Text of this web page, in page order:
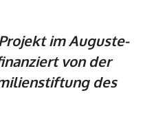
im Auguste-
von der
des